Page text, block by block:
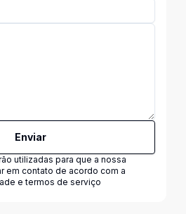
Enviar
utilizadas para que a nossa
em contato de acordo com a
e termos de serviço